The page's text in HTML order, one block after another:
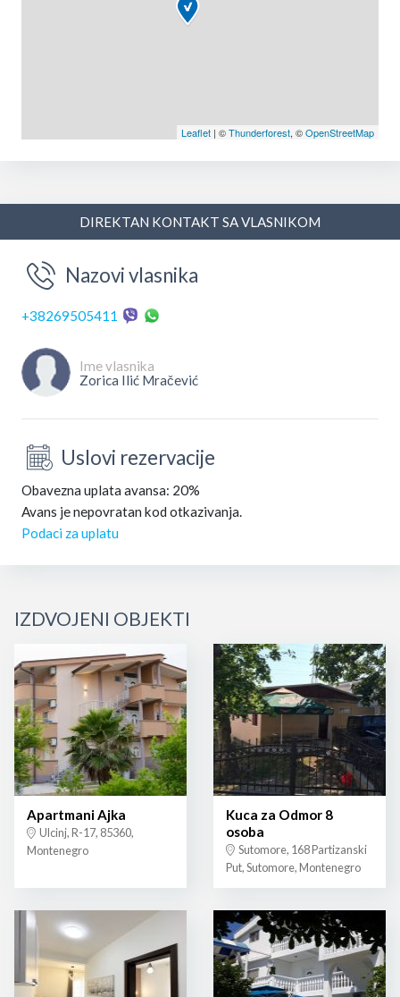
Leaflet | ©Thunderforest, ©OpenStreetMap
DIREKTAN KONTAKT SA VLASNIKOM
Nazovi vlasnika
+38269505411
Ime vlasnika
Zorica Ilić Mračević
Uslovi rezervacije
Obavezna uplata avansa: 20%
Avans je nepovratan kod otkazivanja.
Podaci za uplatu
IZDVOJENI OBJEKTI
Apartmani Ajka
Ulcinj, R-17, 85360,
Montenegro
Kuca za Odmor 8
osoba
Sutomore, 168 Partizanski
Put, Sutomore, Montenegro